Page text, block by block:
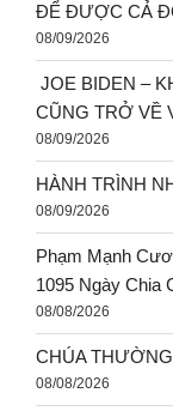
ĐỂ ĐƯỢC CẢ
08/09/2026
JOE BIDEN –
CŨNG TRỞ VỀ
08/09/2026
HÀNH TRÌNH
08/09/2026
Phạm Mạnh
1095 Ngày Chia
08/08/2026
CHÚA
08/08/2026